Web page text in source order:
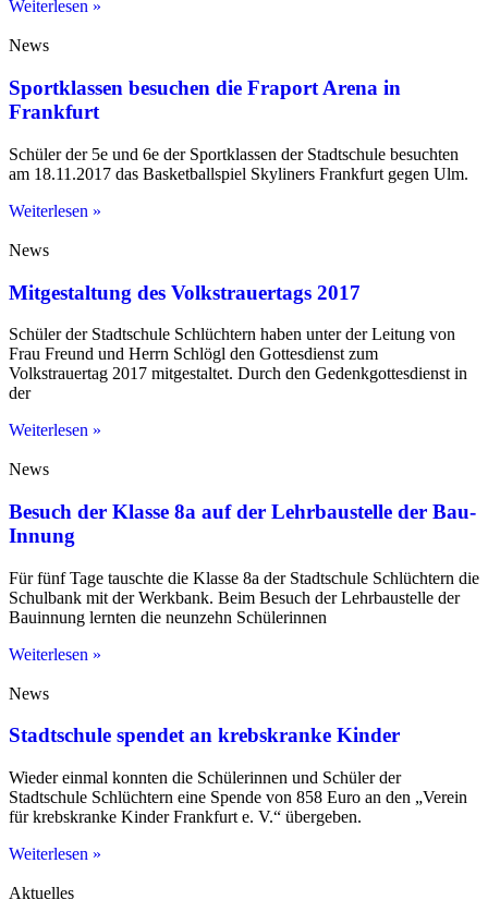
Weiterlesen »
News
Sportklassen besuchen die Fraport Arena in
Frankfurt
Schüler der 5e und 6e der Sportklassen der Stadtschule besuchten
am 18.11.2017 das Basketballspiel Skyliners Frankfurt gegen Ulm.
Weiterlesen »
News
Mitgestaltung des Volkstrauertags 2017
Schüler der Stadtschule Schlüchtern haben unter der Leitung von
Frau Freund und Herrn Schlögl den Gottesdienst zum
Volkstrauertag 2017 mitgestaltet. Durch den Gedenkgottesdienst in
der
Weiterlesen »
News
Besuch der Klasse 8a auf der Lehrbaustelle der Bau-
Innung
Für fünf Tage tauschte die Klasse 8a der Stadtschule Schlüchtern die
Schulbank mit der Werkbank. Beim Besuch der Lehrbaustelle der
Bauinnung lernten die neunzehn Schülerinnen
Weiterlesen »
News
Stadtschule spendet an krebskranke Kinder
Wieder einmal konnten die Schülerinnen und Schüler der
Stadtschule Schlüchtern eine Spende von 858 Euro an den „Verein
für krebskranke Kinder Frankfurt e. V.“ übergeben.
Weiterlesen »
Aktuelles